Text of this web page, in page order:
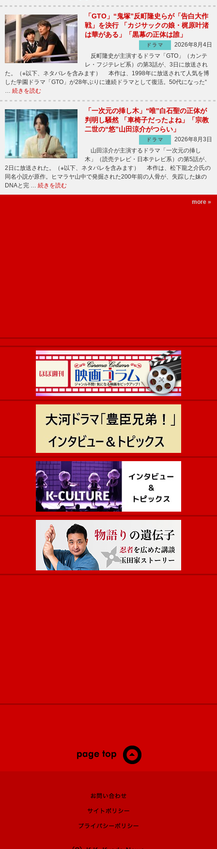
「GTO」“鬼塚”反町隆史らが「告白大作
戦」を決行 「カジサックの娘・梶原叶渚
は華がある」「黒幕の正体は誰」
ドラマ
2026年8月4日
反町隆史が主演するドラマ「GTO」（カンテ
レ・フジテレビ系）の第3話が、3日に放送され
た。（※以下、ネタバレを含みます） 本作は、1998年に放送されて人気を博
した学園ドラマ「GTO」が28年ぶりに連続ドラマとして復活。50代になった“
続きを読む
「一次元の挿し木」“唯”白石聖の正体が
判明し騒然 「車椅子だったよね」「宗教
二世の“悠”山田涼介がつらい」
ドラマ
2026年8月3日
山田涼介が主演するドラマ「一次元の挿し
木」（読売テレビ・日本テレビ系）の第5話が、
2日に放送された。（※以下、ネタバレを含みます） 本作は、松下龍之介氏の
同名小説が原作。ヒマラヤ山中で発掘された200年前の人骨が、失踪した妹の
DNAと完 … 続きを読む
more »